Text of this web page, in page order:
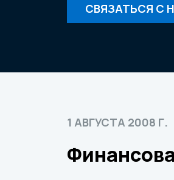
СВЯЗАТЬСЯ С
1 АВГУСТА 2008 Г.